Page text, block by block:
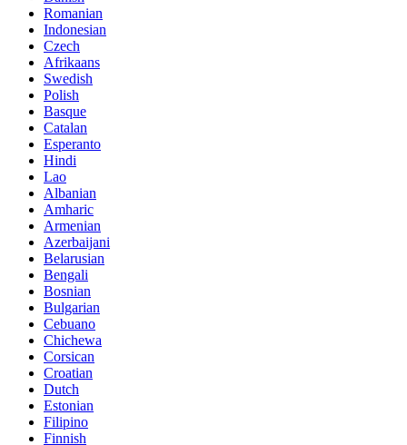
Romanian
Indonesian
Czech
Afrikaans
Swedish
Polish
Basque
Catalan
Esperanto
Hindi
Lao
Albanian
Amharic
Armenian
Azerbaijani
Belarusian
Bengali
Bosnian
Bulgarian
Cebuano
Chichewa
Corsican
Croatian
Dutch
Estonian
Filipino
Finnish